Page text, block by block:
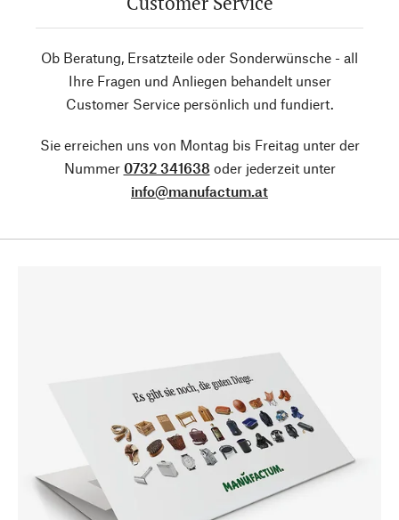
Ob Beratung, Ersatzteile oder Sonderwünsche - all
Ihre Fragen und Anliegen behandelt unser
Customer Service persönlich und fundiert.
Sie erreichen uns von Montag bis Freitag unter der
Nummer 0732 341638 oder jederzeit unter
info@manufactum.at